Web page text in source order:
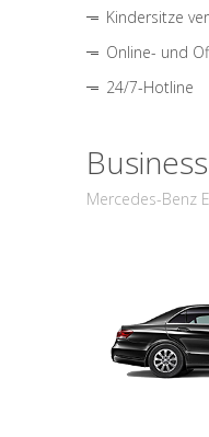
Kindersitze
Online- und
24/7-Hotline
Mercedes-Benz